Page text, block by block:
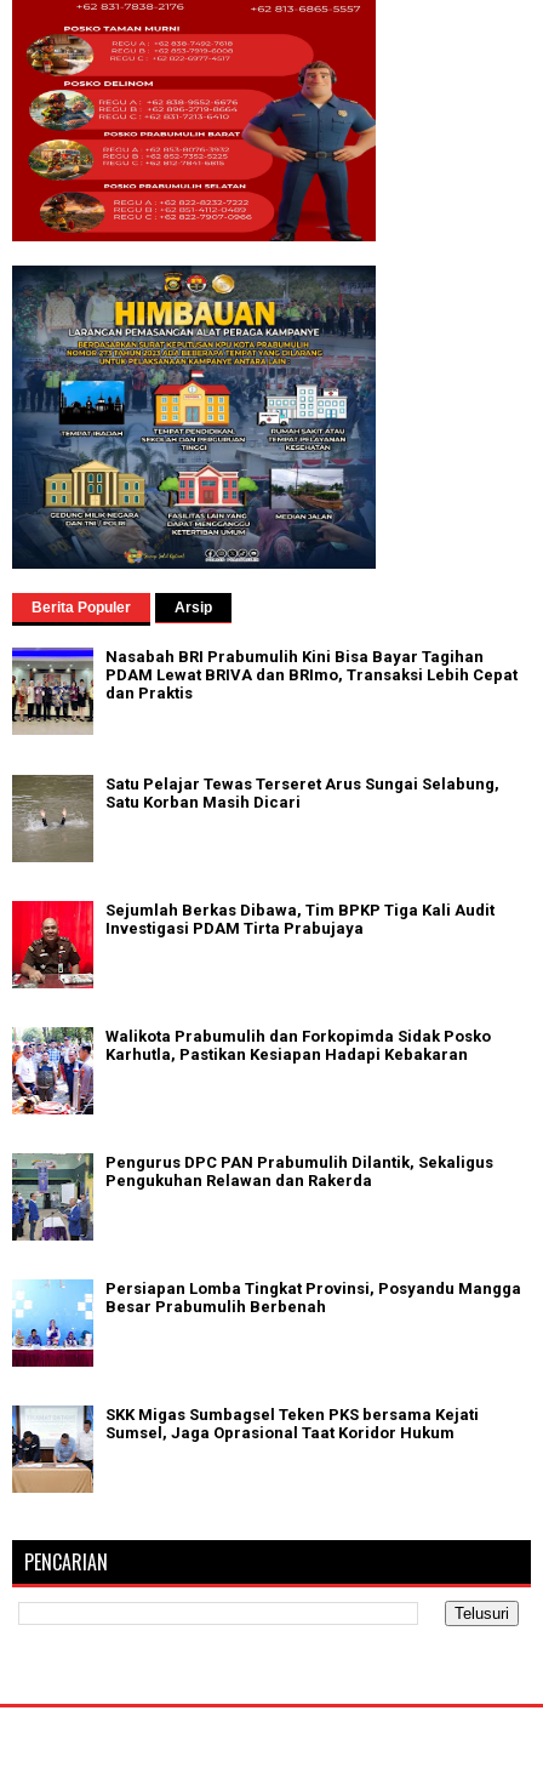
Berita Populer Arsip
Nasabah BRI Prabumulih Kini Bisa Bayar Tagihan
PDAM Lewat BRIVA dan BRImo, Transaksi Lebih Cepat
dan Praktis
Satu Pelajar Tewas Terseret Arus Sungai Selabung,
Satu Korban Masih Dicari
Sejumlah Berkas Dibawa, Tim BPKP Tiga Kali Audit
Investigasi PDAM Tirta Prabujaya
Walikota Prabumulih dan Forkopimda Sidak Posko
Karhutla, Pastikan Kesiapan Hadapi Kebakaran
Pengurus DPC PAN Prabumulih Dilantik, Sekaligus
Pengukuhan Relawan dan Rakerda
Persiapan Lomba Tingkat Provinsi, Posyandu Mangga
Besar Prabumulih Berbenah
SKK Migas Sumbagsel Teken PKS bersama Kejati
Sumsel, Jaga Oprasional Taat Koridor Hukum
PENCARIAN